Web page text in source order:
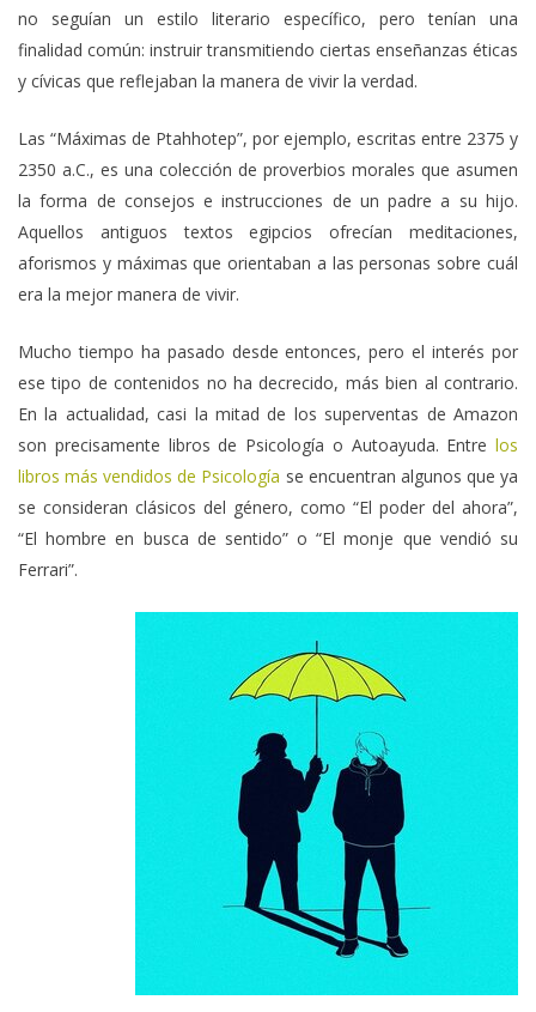
no seguían un estilo literario específico, pero tenían una
finalidad común: instruir transmitiendo ciertas enseñanzas éticas
y cívicas que reflejaban la manera de vivir la verdad.​
Las “Máximas de Ptahhotep”, por ejemplo, escritas entre 2375 y
2350 a.C., es una colección de proverbios morales que asumen
la forma de consejos e instrucciones de un padre a su hijo.
Aquellos antiguos textos egipcios ofrecían meditaciones,
aforismos y máximas que orientaban a las personas sobre cuál
era la mejor manera de vivir.
Mucho tiempo ha pasado desde entonces, pero el interés por
ese tipo de contenidos no ha decrecido, más bien al contrario.
En la actualidad, casi la mitad de los superventas de Amazon
son precisamente libros de Psicología o Autoayuda. Entre los
libros más vendidos de Psicología se encuentran algunos que ya
se consideran clásicos del género, como “El poder del ahora”,
“El hombre en busca de sentido” o “El monje que vendió su
Ferrari”.